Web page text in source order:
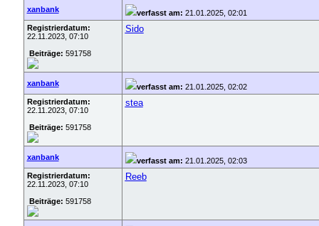
xanbank verfasst am: 21.01.2025, 02:01
Registrierdatum:
22.11.2023, 07:10
Beiträge: 591758
Sido
xanbank verfasst am: 21.01.2025, 02:02
Registrierdatum:
22.11.2023, 07:10
Beiträge: 591758
stea
xanbank verfasst am: 21.01.2025, 02:03
Registrierdatum:
22.11.2023, 07:10
Beiträge: 591758
Reeb